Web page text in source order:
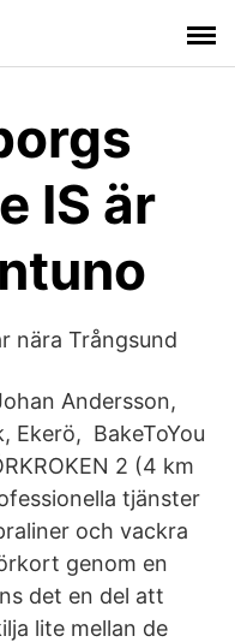
IS är
nära Trångsund
Andersson,
Ekerö, BakeToYou
2 (4 km
tjänster
och vackra
genom en
det en del att
lite mellan de